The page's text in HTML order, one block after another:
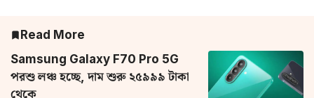
Read More
Samsung Galaxy F70 Pro 5G
পরশু লঞ্চ হচ্ছে, দাম শুরু ২৫৯৯৯ টাকা
থেকে